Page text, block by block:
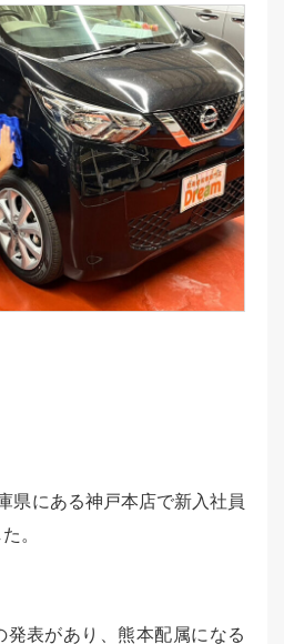
県にある神戸本店で新入社員
。
表があり、熊本配属になる